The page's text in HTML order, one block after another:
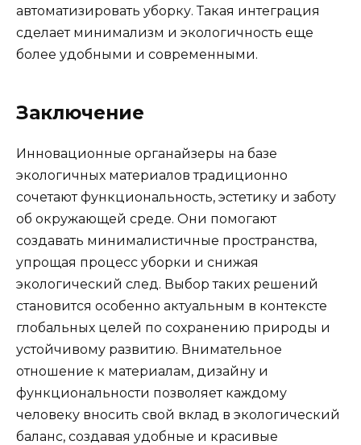
автоматизировать уборку. Такая интеграция
сделает минимализм и экологичность еще
более удобными и современными.
Заключение
Инновационные органайзеры на базе
экологичных материалов традиционно
сочетают функциональность, эстетику и заботу
об окружающей среде. Они помогают
создавать минималистичные пространства,
упрощая процесс уборки и снижая
экологический след. Выбор таких решений
становится особенно актуальным в контексте
глобальных целей по сохранению природы и
устойчивому развитию. Внимательное
отношение к материалам, дизайну и
функциональности позволяет каждому
человеку вносить свой вклад в экологический
баланс, создавая удобные и красивые